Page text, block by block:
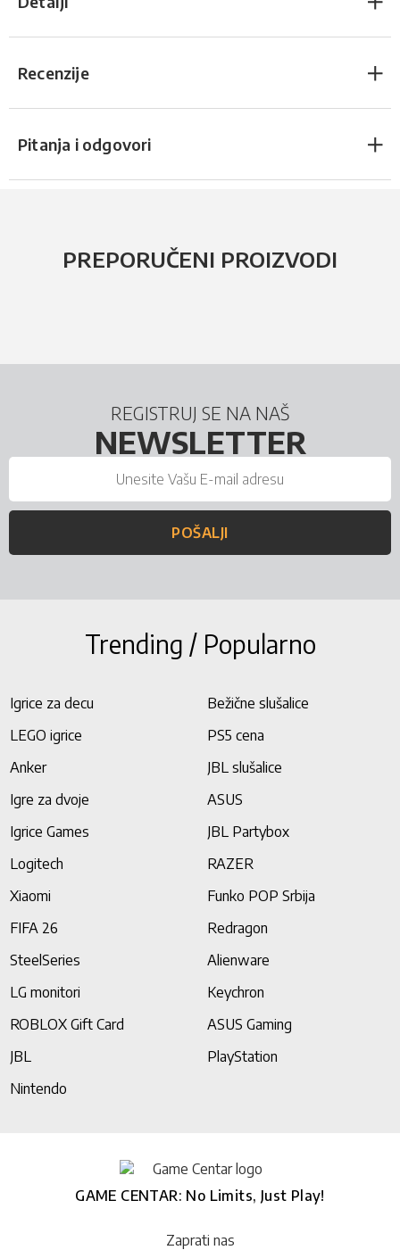
Recenzije
Pitanja i odgovori
PREPORUČENI PROIZVODI
REGISTRUJ SE NA NAŠ
NEWSLETTER
POŠALJI
Trending / Popularno
Igrice za decu
Bežične slušalice
LEGO igrice
PS5 cena
Anker
JBL slušalice
Igre za dvoje
ASUS
Igrice Games
JBL Partybox
Logitech
RAZER
Xiaomi
Funko POP Srbija
FIFA 26
Redragon
SteelSeries
Alienware
LG monitori
Keychron
ROBLOX Gift Card
ASUS Gaming
JBL
PlayStation
Nintendo
GAME CENTAR: No Limits, Just Play!
Zaprati nas